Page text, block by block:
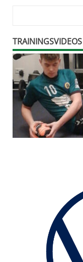
TRAININGSVIDEOS